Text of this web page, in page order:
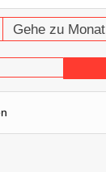
Gehe zu Monat